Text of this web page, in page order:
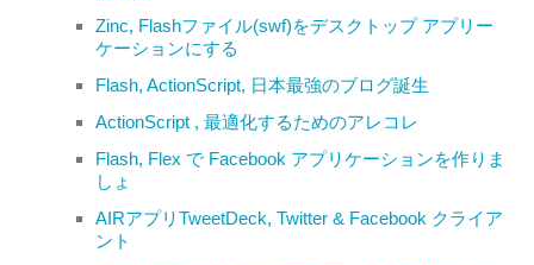
Zinc, Flashファイル(swf)をデスクトップ アプリー
ケーションにする
Flash, ActionScript, 日本最強のブログ誕生
ActionScript , 最適化するためのアレコレ
Flash, Flex で Facebook アプリケーションを作りま
しょ
AIRアプリTweetDeck, Twitter & Facebook クライア
ント